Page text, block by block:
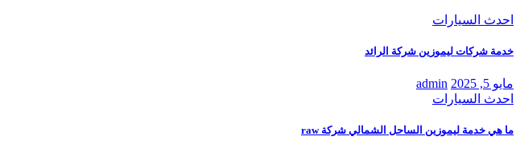
احدث السيارات
خدمة شركات ليموزين شركة الرائد
مايو 5, 2025
admin
احدث السيارات
ما هي خدمة ليموزين الساحل الشمالي شركة raw